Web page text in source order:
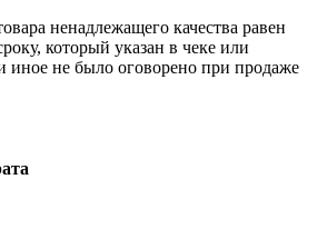
ненадлежащего качества равен
который указан в чеке или
иное не было оговорено при продаже